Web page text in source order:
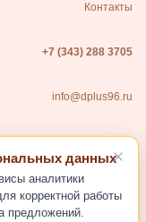
Контакты
+7 (343) 288 3705
info@dplus96.ru
данных
аналитики
корректной работы
предложений.